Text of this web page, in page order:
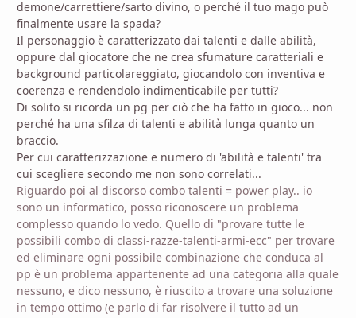
demone/carrettiere/sarto divino, o perché il tuo mago può
finalmente usare la spada?
Il personaggio è caratterizzato dai talenti e dalle abilità,
oppure dal giocatore che ne crea sfumature caratteriali e
background particolareggiato, giocandolo con inventiva e
coerenza e rendendolo indimenticabile per tutti?
Di solito si ricorda un pg per ciò che ha fatto in gioco... non
perché ha una sfilza di talenti e abilità lunga quanto un
braccio.
Per cui caratterizzazione e numero di 'abilità e talenti' tra
cui scegliere secondo me non sono correlati...
Riguardo poi al discorso combo talenti = power play.. io
sono un informatico, posso riconoscere un problema
complesso quando lo vedo. Quello di "provare tutte le
possibili combo di classi-razze-talenti-armi-ecc" per trovare
ed eliminare ogni possibile combinazione che conduca al
pp è un problema appartenente ad una categoria alla quale
nessuno, e dico nessuno, è riuscito a trovare una soluzione
in tempo ottimo (e parlo di far risolvere il tutto ad un